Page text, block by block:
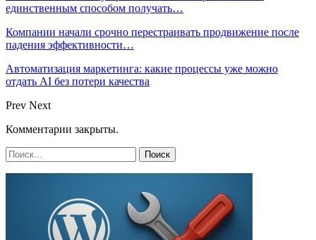
единственным способом получать…
Компании начали срочно перестраивать продвижение после
падения эффективности…
Автоматизация маркетинга: какие процессы уже можно
отдать AI без потери качества
Prev Next
Комментарии закрыты.